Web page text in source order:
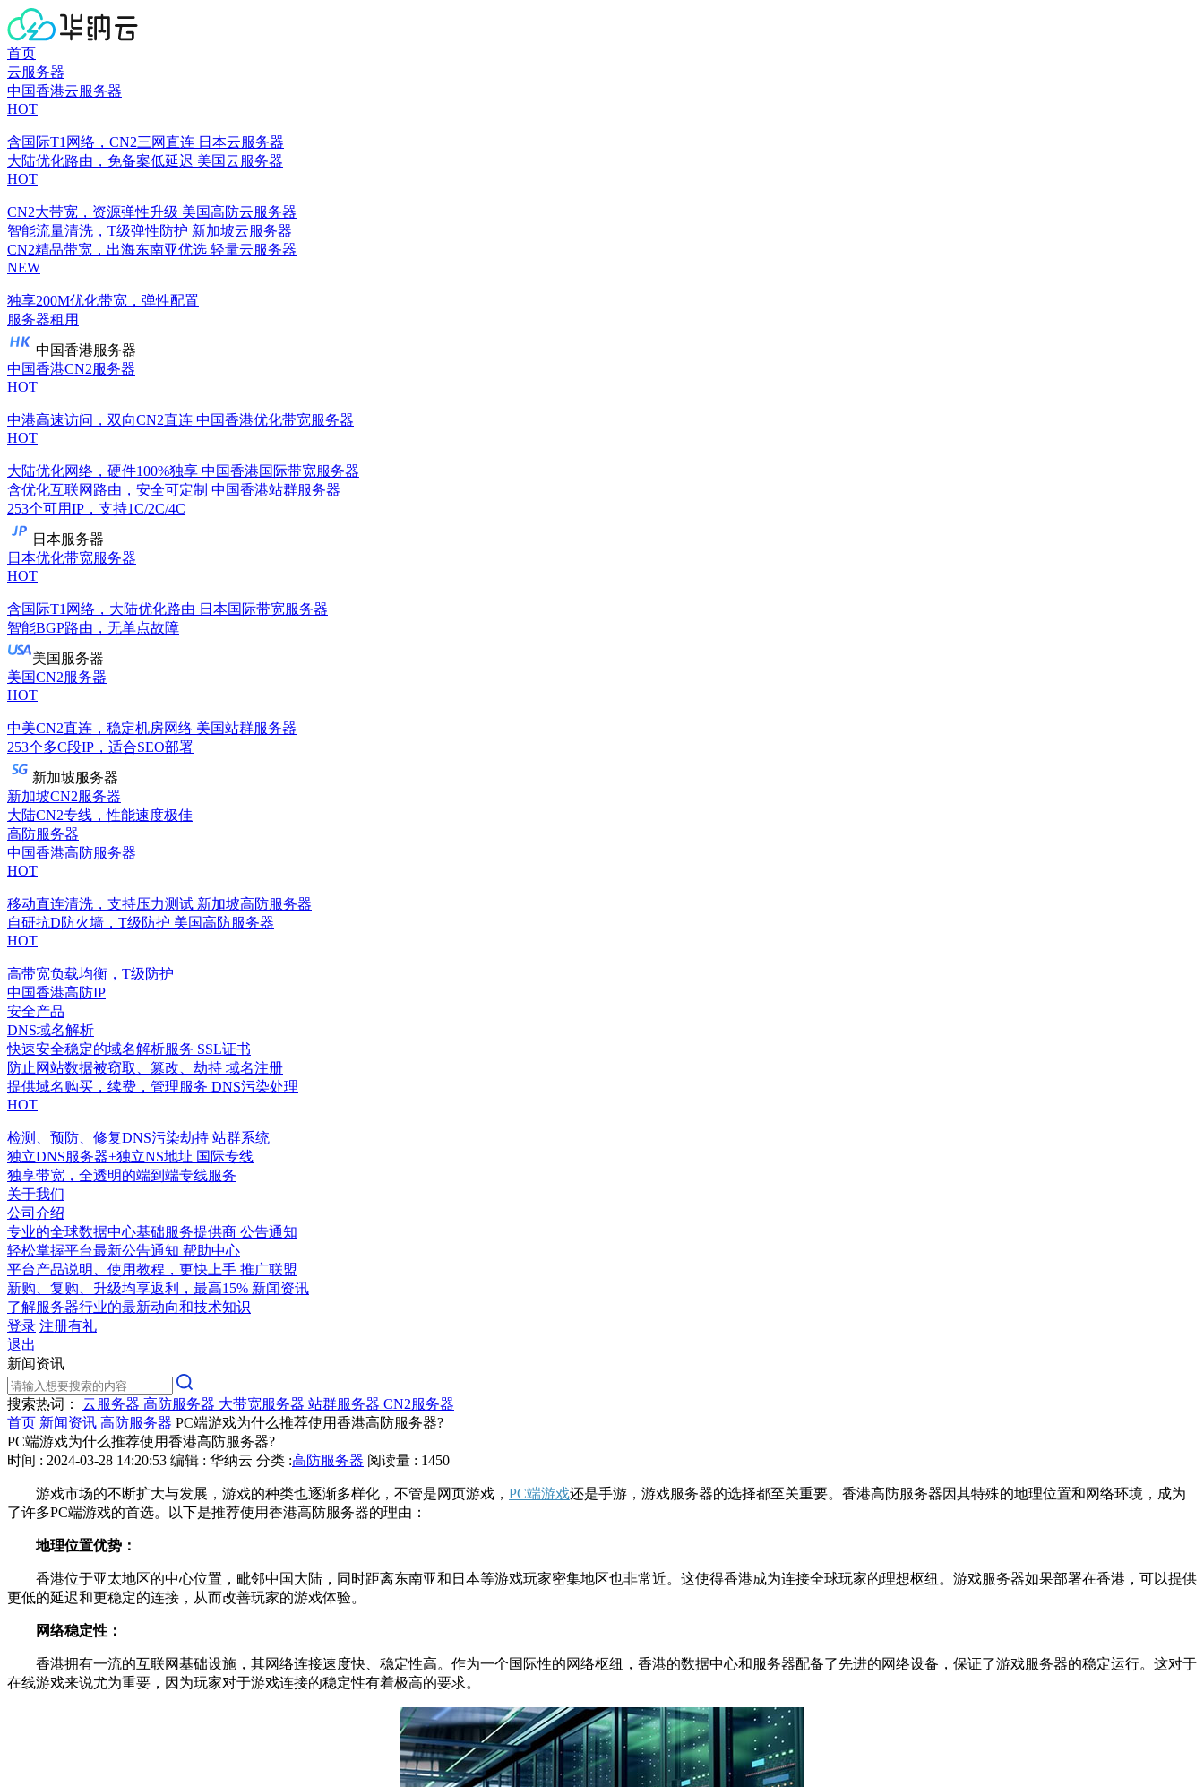
首页
云服务器
中国香港云服务器
HOT
含国际T1网络，CN2三网直连 日本云服务器
大陆优化路由，免备案低延迟 美国云服务器
HOT
CN2大带宽，资源弹性升级 美国高防云服务器
智能流量清洗，T级弹性防护 新加坡云服务器
CN2精品带宽，出海东南亚优选 轻量云服务器
NEW
独享200M优化带宽，弹性配置
服务器租用
中国香港服务器
中国香港CN2服务器
HOT
中港高速访问，双向CN2直连 中国香港优化带宽服务器
HOT
大陆优化网络，硬件100%独享 中国香港国际带宽服务器
含优化互联网路由，安全可定制 中国香港站群服务器
253个可用IP，支持1C/2C/4C
日本服务器
日本优化带宽服务器
HOT
含国际T1网络，大陆优化路由 日本国际带宽服务器
智能BGP路由，无单点故障
美国服务器
美国CN2服务器
HOT
中美CN2直连，稳定机房网络 美国站群服务器
253个多C段IP，适合SEO部署
新加坡服务器
新加坡CN2服务器
大陆CN2专线，性能速度极佳
高防服务器
中国香港高防服务器
HOT
移动直连清洗，支持压力测试 新加坡高防服务器
自研抗D防火墙，T级防护 美国高防服务器
HOT
高带宽负载均衡，T级防护
中国香港高防IP
安全产品
DNS域名解析
快速安全稳定的域名解析服务 SSL证书
防止网站数据被窃取、篡改、劫持 域名注册
提供域名购买，续费，管理服务 DNS污染处理
HOT
检测、预防、修复DNS污染劫持 站群系统
独立DNS服务器+独立NS地址 国际专线
独享带宽，全透明的端到端专线服务
关于我们
公司介绍
专业的全球数据中心基础服务提供商 公告通知
轻松掌握平台最新公告通知 帮助中心
平台产品说明、使用教程，更快上手 推广联盟
新购、复购、升级均享返利，最高15% 新闻资讯
了解服务器行业的最新动向和技术知识
登录 注册有礼
退出
新闻资讯
搜索热词： 云服务器 高防服务器 大带宽服务器 站群服务器 CN2服务器
首页 新闻资讯 高防服务器 PC端游戏为什么推荐使用香港高防服务器?
PC端游戏为什么推荐使用香港高防服务器?
时间 : 2024-03-28 14:20:53 编辑 : 华纳云 分类 :高防服务器 阅读量 : 1450
游戏市场的不断扩大与发展，游戏的种类也逐渐多样化，不管是网页游戏， PC端游戏还是手游，游戏服务器的选择都至关重要。香港高防服务器因其特殊的地理位置和网络环境，成为
了许多PC端游戏的首选。以下是推荐使用香港高防服务器的理由：
地理位置优势：
香港位于亚太地区的中心位置，毗邻中国大陆，同时距离东南亚和日本等游戏玩家密集地区也非常近。这使得香港成为连接全球玩家的理想枢纽。游戏服务器如果部署在香港，可以提供
更低的延迟和更稳定的连接，从而改善玩家的游戏体验。
网络稳定性：
香港拥有一流的互联网基础设施，其网络连接速度快、稳定性高。作为一个国际性的网络枢纽，香港的数据中心和服务器配备了先进的网络设备，保证了游戏服务器的稳定运行。这对于
在线游戏来说尤为重要，因为玩家对于游戏连接的稳定性有着极高的要求。